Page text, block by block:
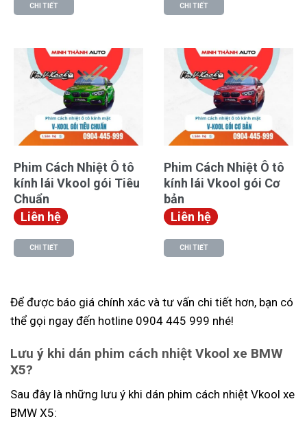
CHI TIẾT CHI TIẾT
Phim Cách Nhiệt Ô tô
kính lái Vkool gói Tiêu
Chuẩn
Liên hệ
CHI TIẾT
Phim Cách Nhiệt Ô tô
kính lái Vkool gói Cơ
bản
Liên hệ
CHI TIẾT
Để được báo giá chính xác và tư vấn chi tiết hơn, bạn có
thể gọi ngay đến hotline 0904 445 999 nhé!
Lưu ý khi dán phim cách nhiệt Vkool xe BMW
X5?
Sau đây là những lưu ý khi dán phim cách nhiệt Vkool xe
BMW X5: